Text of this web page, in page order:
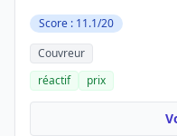
Score : 11.1/20
Couvreur
réactif
prix